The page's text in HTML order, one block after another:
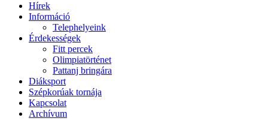
Hírek
Információ
Telephelyeink
Érdekességek
Fitt percek
Olimpiatörténet
Pattanj bringára
Diáksport
Szépkorúak tornája
Kapcsolat
Archívum